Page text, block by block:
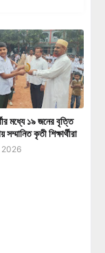
মধ্যে ১৯ জনের বৃত্তি
সম্মানিত কৃতী শিক্ষার্থীরা
2026